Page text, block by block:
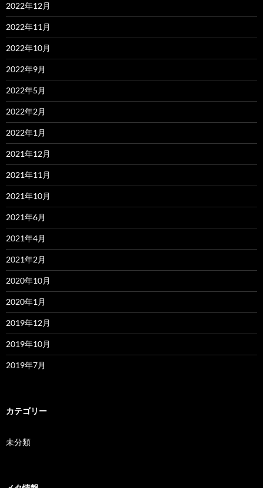
2022年12月
2022年11月
2022年10月
2022年9月
2022年5月
2022年2月
2022年1月
2021年12月
2021年11月
2021年10月
2021年6月
2021年4月
2021年2月
2020年10月
2020年1月
2019年12月
2019年10月
2019年7月
カテゴリー
未分類